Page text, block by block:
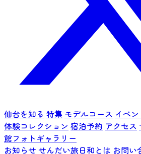
仙台を知る 特集 モデルコース イベン
体験コレクション 宿泊予約 アクセス
館フォトギャラリー
お知らせ せんだい旅日和とは お問い